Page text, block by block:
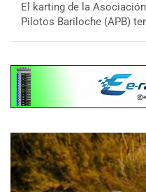
El karting de la
Pilotos Bariloche (APB)